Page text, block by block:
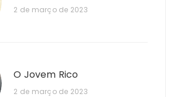
2 de março de 2023
O Jovem Rico
2 de março de 2023